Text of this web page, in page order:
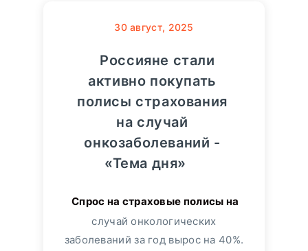
30август, 2025
Россияне стали
активно покупать
полисы страхования
на случай
онкозаболеваний -
«Тема дня»
случай онкологических
заболеваний за год вырос на 40%.